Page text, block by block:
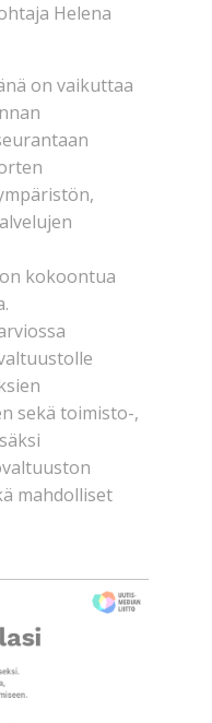
Helena
on vaikuttaa
kokoontua
sekä toimisto-,
mahdolliset